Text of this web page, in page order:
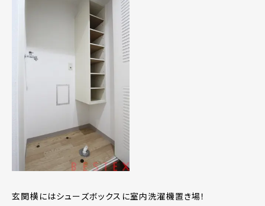
玄関横にはシューズボックスに室内洗濯機置き場！